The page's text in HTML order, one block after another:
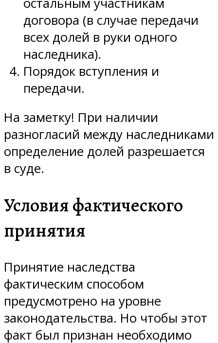
договора (в случае передачи
всех долей в руки одного
наследника).
Порядок вступления и
передачи.
На заметку! При наличии
разногласий между наследниками
определение долей разрешается
в суде.
Условия фактического
принятия
Принятие наследства
фактическим способом
предусмотрено на уровне
законодательства. Но чтобы этот
факт был признан необходимо